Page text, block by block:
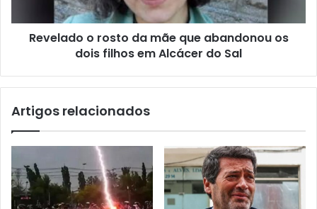
Revelado o rosto da mãe que abandonou os
dois filhos em Alcácer do Sal
Artigos relacionados